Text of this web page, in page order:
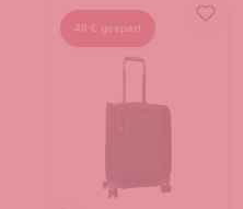
40 € gespart